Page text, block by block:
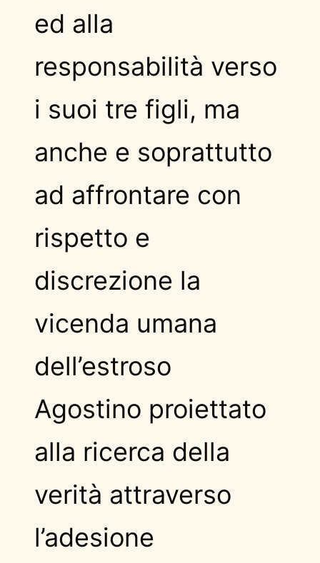
ed alla
responsabilità verso
i suoi tre figli, ma
anche e soprattutto
ad affrontare con
rispetto e
discrezione la
vicenda umana
dell’estroso
Agostino proiettato
alla ricerca della
verità attraverso
l’adesione